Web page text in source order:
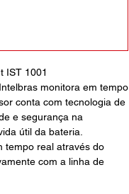
IST 1001
monitora em tempo
conta com tecnologia de
e segurança na
útil da bateria.
tempo real através do
com a linha de